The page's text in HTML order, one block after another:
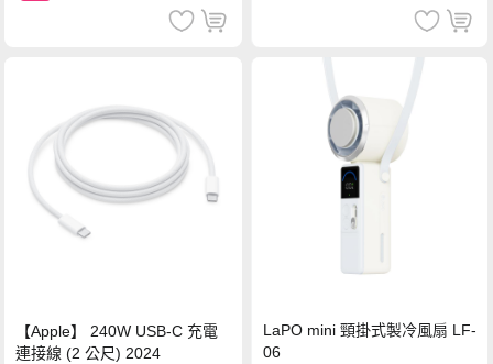
【Apple】 240W USB-C 充電
連接線 (2 公尺) 2024
LaPO mini 頸掛式製冷風扇 LF-
06